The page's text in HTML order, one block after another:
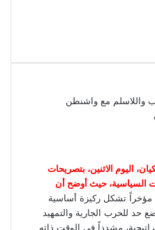
اليوم الاثنين، بتصريحات
السياسية، حيث أوضح أن
مؤخراً تشكل ركيزة أساسية
حد للحرب الجارية والتمهيد
مشدداً في الوقت ذاته